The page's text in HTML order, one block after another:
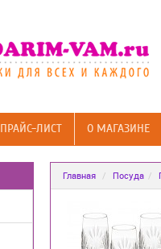
ПРАЙС-ЛИСТ О МАГАЗИНЕ
Главная Посуда